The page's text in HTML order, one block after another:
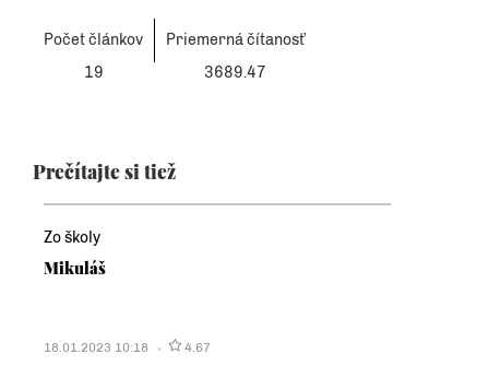
Počet článkov
Priemerná čítanosť
19
3689.47
Prečítajte si tiež
Zo školy
Mikuláš
18.01.2023 10:18 4.67